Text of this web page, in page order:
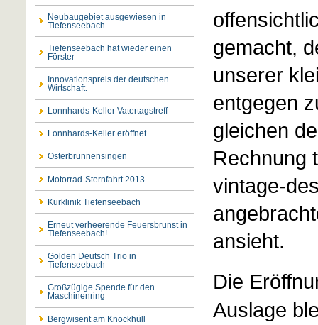
Neubaugebiet ausgewiesen in
Tiefenseebach
Tiefenseebach hat wieder einen
Förster
Innovationspreis der deutschen
Wirtschaft.
Lonnhards-Keller Vatertagstreff
Lonnhards-Keller eröffnet
Osterbrunnensingen
Motorrad-Sternfahrt 2013
Kurklinik Tiefenseebach
Erneut verheerende Feuersbrunst in
Tiefenseebach!
Golden Deutsch Trio in
Tiefenseebach
Großzügige Spende für den
Maschinenring
Bergwisent am Knockhüll
gemacht,
unserer
entgegen
gleichen
Rechnung
vintage-
ansieht.
Die
Auslage